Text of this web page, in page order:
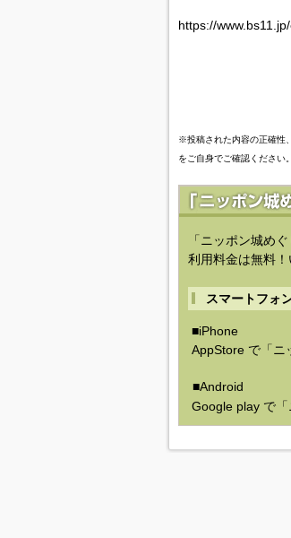
https://
※投稿された内容の正確性
をご自身でご確認ください。
「ニッポン城め
利用料金は無料！
スマートフォ
■iPhone
AppStore で「ニ
■Android
Google play で「